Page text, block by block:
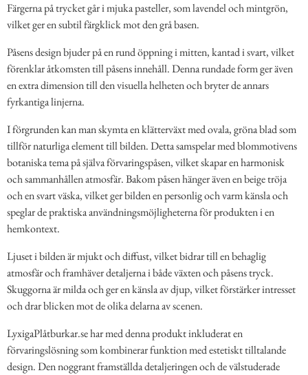
Färgerna på trycket går i mjuka pasteller, som lavendel och mintgrön,
vilket ger en subtil färgklick mot den grå basen.
Påsens design bjuder på en rund öppning i mitten, kantad i svart, vilket
förenklar åtkomsten till påsens innehåll. Denna rundade form ger även
en extra dimension till den visuella helheten och bryter de annars
fyrkantiga linjerna.
I förgrunden kan man skymta en klätterväxt med ovala, gröna blad som
tillför naturliga element till bilden. Detta samspelar med blommotivens
botaniska tema på själva förvaringspåsen, vilket skapar en harmonisk
och sammanhållen atmosfär. Bakom påsen hänger även en beige tröja
och en svart väska, vilket ger bilden en personlig och varm känsla och
speglar de praktiska användningsmöjligheterna för produkten i en
hemkontext.
Ljuset i bilden är mjukt och diffust, vilket bidrar till en behaglig
atmosfär och framhäver detaljerna i både växten och påsens tryck.
Skuggorna är milda och ger en känsla av djup, vilket förstärker intresset
och drar blicken mot de olika delarna av scenen.
LyxigaPlåtburkar.se har med denna produkt inkluderat en
förvaringslösning som kombinerar funktion med estetiskt tilltalande
design. Den noggrant framställda detaljeringen och de välstuderade